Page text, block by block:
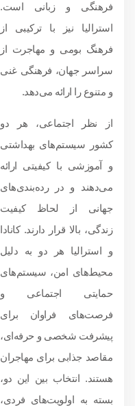
فرهنگی و زبانی است.
استرالیا نیز با ترکیبی از
فرهنگ بومی و مهاجرت از
سراسر جهان، فرهنگی غنی
و متنوع را ارائه می‌دهد.
از نظر اجتماعی، هر دو
کشور سیستم‌های بهداشتی
و آموزشی با کیفیتی ارائه
می‌دهند و در رده‌بندی‌های
جهانی از لحاظ کیفیت
زندگی، بالا قرار دارند. کانادا
و استرالیا هر دو به دلیل
محیط‌های امن، سیستم‌های
حمایتی اجتماعی و
فرصت‌های فراوان برای
پیشرفت شخصی و حرفه‌ای،
مقاصد جذابی برای مهاجران
هستند. انتخاب بین این دو،
بسته به اولویت‌های فردی،